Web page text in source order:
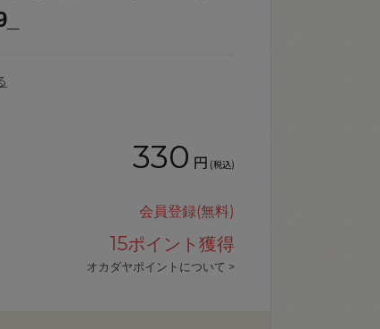
330 円 (税込)
会員登録(無料)
15ポイント獲得
オカダヤポイントについて >